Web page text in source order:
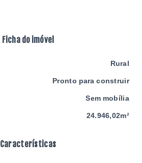
Características
Ficha do imóvel
Rural
Pronto para construir
Sem mobília
24.946,02m²